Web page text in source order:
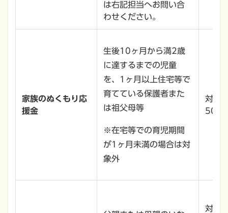
は右記担当へお問い合
わせください。
家族のぬくもり応
援金
生後10ヶ月から満2歳
に達するまでの児童
を、1ヶ月以上住宅等で
育てている保護者また
は祖父母等
※在宅等での育児期間
が1ヶ月未満の場合は対
象外
対象
対象